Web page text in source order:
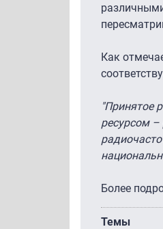
Как
"Принятое
ресурсом –
Более
Темы